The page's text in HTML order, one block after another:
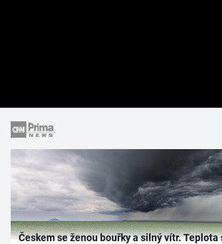
Českem se ženou bouřky a silný vítr. Teplota